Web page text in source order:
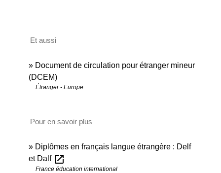
Et aussi
Document de circulation pour étranger mineur
(DCEM)
Étranger - Europe
Pour en savoir plus
Diplômes en français langue étrangère : Delf
et Dalf open_in_new
France éducation international